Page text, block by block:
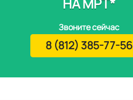
Звоните сейчас
8 (812) 385-77-56